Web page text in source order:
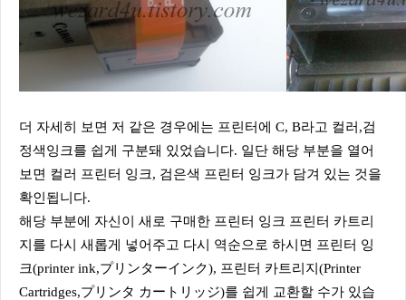
더 자세히 보면 저 같은 경우에는 프린터에 C, B라고 컬러,검
정색잉크를 쉽게 구분돼 있었습니다. 일단 해당 부분을 열어
보면 컬러 프린터 잉크, 검은색 프린터 잉크가 담겨 있는 것을
확인됩니다.
해당 부분에 자신이 새로 구매한 프린터 잉크 프린터 카트리
지를 다시 새롭게 넣어주고 다시 역순으로 하시면 프린터 잉
크(printer ink,プリンターインク), 프린터 카트리지(Printer
Cartridges,プリンタ カートリッジ)를 쉽게 교환할 수가 있습